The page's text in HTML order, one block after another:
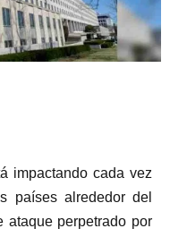
impactando cada vez
países alrededor del
ataque perpetrado por